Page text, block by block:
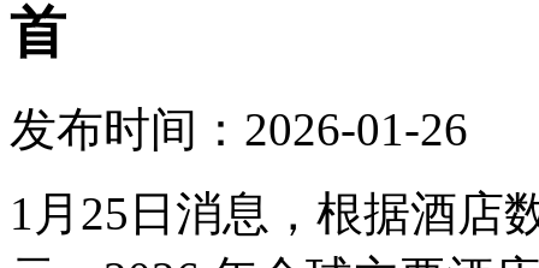
首
发布时间：2026-01-26
1月25日消息，根据酒店